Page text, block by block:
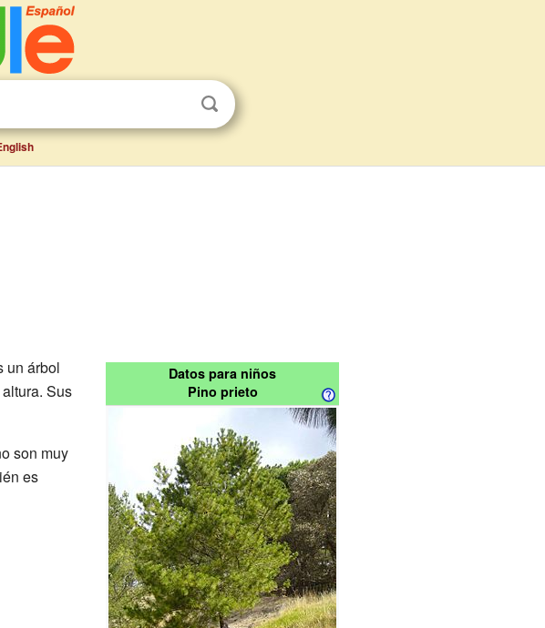
Datos para niños
Pino prieto
un árbol
Sus
son muy
es